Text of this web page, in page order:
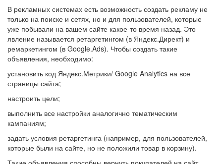
В рекламных системах есть возможность создать рекламу не
только на поиске и сетях, но и для пользователей, которые
уже побывали на вашем сайте какое-то время назад. Это
явление называется ретаргетингом (в Яндекс.Директ) и
ремаркетингом (в Google.Ads). Чтобы создать такие
объявления, необходимо:
установить код Яндекс.Метрики/ Google Analytics на все
страницы сайта;
настроить цели;
выполнить все настройки аналогично тематическим
кампаниям;
задать условия ретаргетинга (например, для пользователей,
которые были на сайте, но не положили товар в корзину).